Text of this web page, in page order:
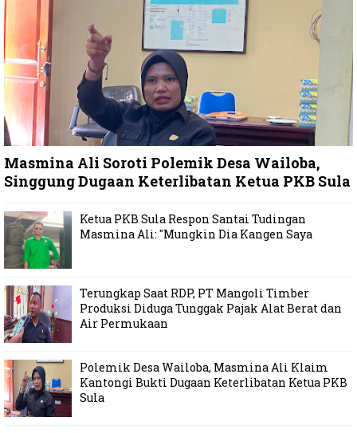
Masmina Ali Soroti Polemik Desa Wailoba,
Singgung Dugaan Keterlibatan Ketua PKB Sula
Ketua PKB Sula Respon Santai Tudingan
Masmina Ali: "Mungkin Dia Kangen Saya
Terungkap Saat RDP, PT Mangoli Timber
Produksi Diduga Tunggak Pajak Alat Berat dan
Air Permukaan
Polemik Desa Wailoba, Masmina Ali Klaim
Kantongi Bukti Dugaan Keterlibatan Ketua PKB
Sula